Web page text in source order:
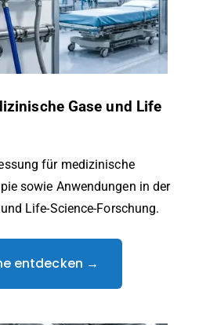
Gase und Life
für medizinische
sowie Anwendungen in der
Life-Science-Forschung.
entdecken →